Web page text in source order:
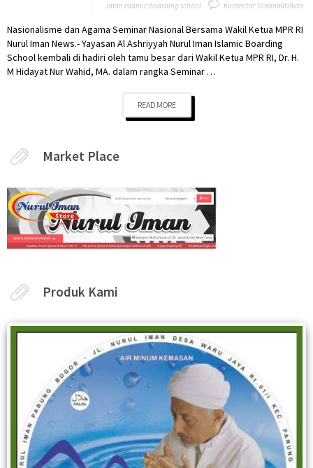
iman islamic boarding school
Komentar Dinonaktifkan
Nasionalisme dan Agama Seminar Nasional Bersama Wakil Ketua MPR RI
Nurul Iman News.- Yayasan Al Ashriyyah Nurul Iman Islamic Boarding
School kembali di hadiri oleh tamu besar dari Wakil Ketua MPR RI, Dr. H.
M Hidayat Nur Wahid, MA. dalam rangka Seminar …
READ MORE
Market Place
Produk Kami